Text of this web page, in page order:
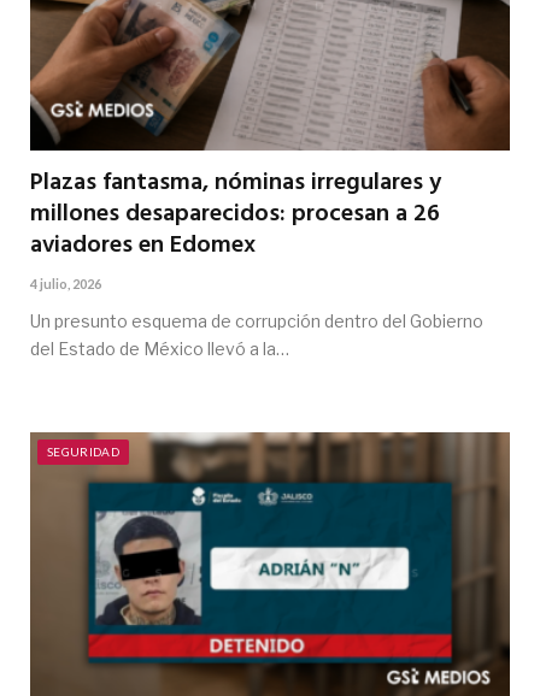
Plazas fantasma, nóminas irregulares y
millones desaparecidos: procesan a 26
aviadores en Edomex
4 julio, 2026
Un presunto esquema de corrupción dentro del Gobierno
del Estado de México llevó a la…
SEGURIDAD